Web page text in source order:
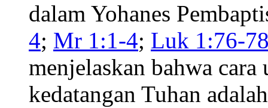
dalam Yohanes
4; Mr 1:1-4; Luk 1:76-
menjelaskan bahwa
kedatangan Tuhan